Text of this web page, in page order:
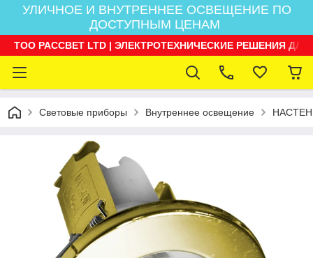
УЛИЧНОЕ И ВНУТРЕННЕЕ ОСВЕЩЕНИЕ ПО
ДОСТУПНЫМ ЦЕНАМ
ТОО РАССВЕТ LTD | ЭЛЕКТРОТЕХНИЧЕСКИЕ РЕШЕНИЯ
Световые приборы Внутреннее освещение